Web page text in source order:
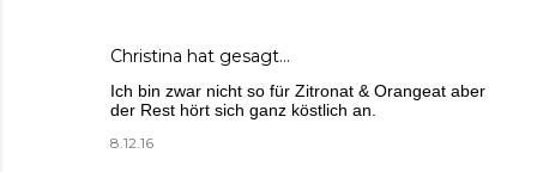
Christina hat gesagt…
Ich bin zwar nicht so für Zitronat & Orangeat aber
der Rest hört sich ganz köstlich an.
8.12.16